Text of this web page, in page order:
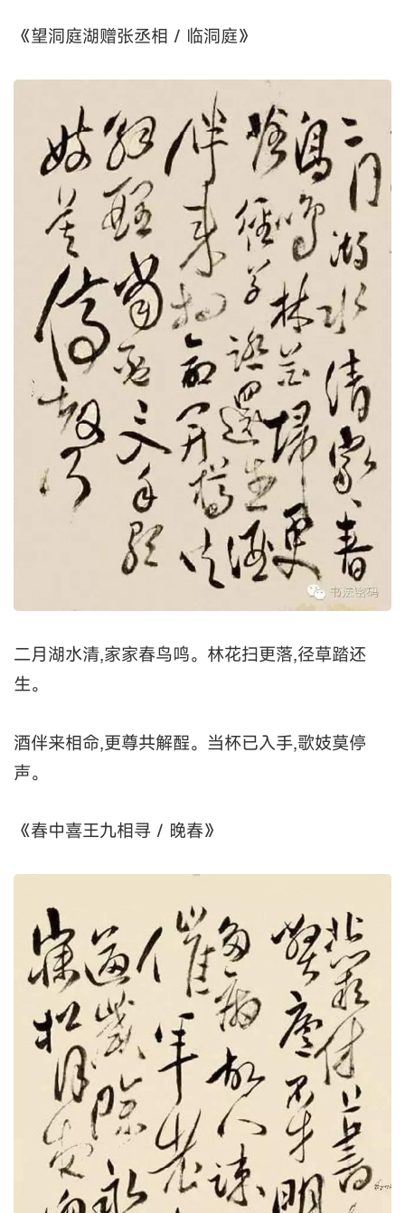
《望洞庭湖赠张丞相 / 临洞庭》
二月湖水清,家家春鸟鸣。林花扫更落,径草踏还
生。
酒伴来相命,更尊共解酲。当杯已入手,歌妓莫停
声。
《春中喜王九相寻 / 晚春》